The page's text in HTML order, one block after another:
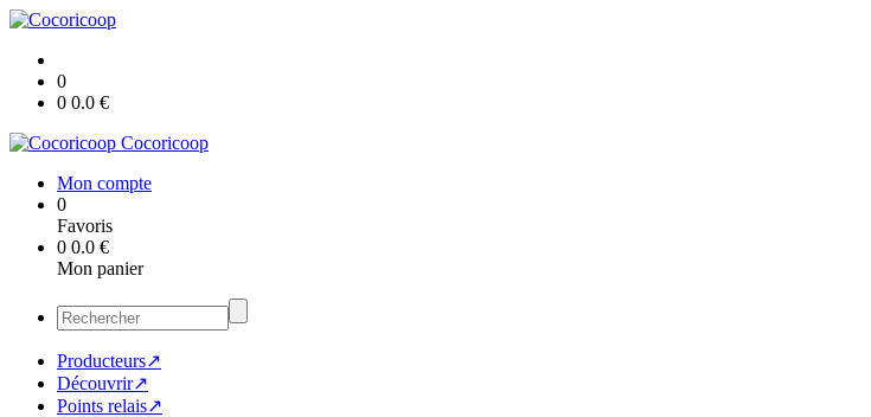
0
0 0.0 €
Cocoricoop
Mon compte
0
Favoris
0 0.0 €
Mon panier
Producteurs↗
Découvrir↗
Points relais↗